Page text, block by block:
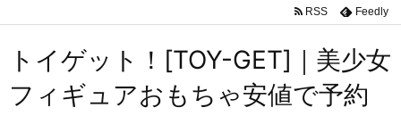
トイゲット！[TOY-GET]｜美少女
フィギュアおもちゃ安値で予約
RSS Feedly